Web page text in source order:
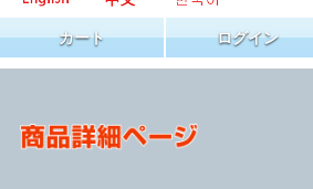
カート ログイン